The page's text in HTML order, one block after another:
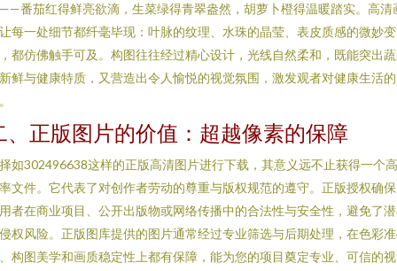
番茄红得鲜亮欲滴，生菜绿得青翠盎然，胡萝卜橙得温暖踏实。高清
每一处细节都纤毫毕现：叶脉的纹理、水珠的晶莹、表皮质感的微妙变
都仿佛触手可及。构图往往经过精心设计，光线自然柔和，既能突出
鲜与健康特质，又营造出令人愉悦的视觉氛围，激发观者对健康生活
、正版图片的价值：超越像素的保障
如302496638这样的正版高清图片进行下载，其意义远不止获得一个
文件。它代表了对创作者劳动的尊重与版权规范的遵守。正版授权确
者在商业项目、公开出版物或网络传播中的合法性与安全性，避免了
权风险。正版图库提供的图片通常经过专业筛选与后期处理，在色彩
构图美学和画质稳定性上都有保障，能为您的项目奠定专业、可信的